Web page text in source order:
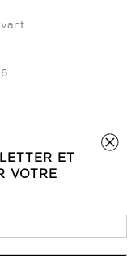
ET
VOTRE